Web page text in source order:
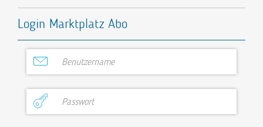
Login Marktplatz Abo